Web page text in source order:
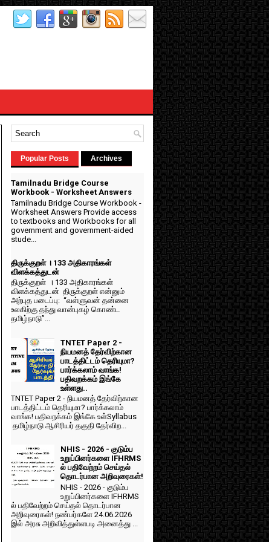
Popular Posts Archives
Tamilnadu Bridge Course
Workbook - Worksheet Answers
Tamilnadu Bridge Course Workbook -
Worksheet Answers Provide access
to textbooks and Workbooks for all
government and government-aided
stude...
திருக்குறள் । 133 அதிகாரங்கள்
விளக்கத்துடன்
திருக்குறள் । 133 அதிகாரங்கள்
விளக்கத்துடன் திருக்குறள் என்னும்
அற்புத படைப்பு: “வள்ளுவன் தன்னை
உலகிற்கு தந்து வான்புகழ் கொண்ட
தமிழ்நாடு”...
TNTET Paper 2 -
நியமனத் தேர்விற்கான
பாடத்திட்டம் தெரியுமா?
பார்க்கலாம் வாங்க!
பதிவறக்கம் இங்கே
உள்ளது..
TNTET Paper 2 - நியமனத் தேர்விற்கான
பாடத்திட்டம் தெரியுமா? பார்க்கலாம்
வாங்க! பதிவறக்கம் இங்கே உள்Syllabus
தமிழ்நாடு ஆசிரியர் தகுதி தேர்விற...
NHIS - 2026 - குடும்ப
உறுப்பினர்களை IFHRMS
ல் பதிவேற்றம் செய்தல்
தொடர்பான அறிவுரைகள்!
NHIS - 2026 - குடும்ப
உறுப்பினர்களை IFHRMS
ல் பதிவேற்றம் செய்தல் தொடர்பான
அறிவுரைகள்! நண்பர்களே 24.06.2026
இல் அரசு அறிவித்துள்ளபடி அனைத்து ...